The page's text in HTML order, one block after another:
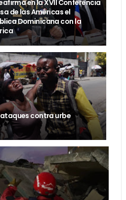
en la XVII Conferencia
de las Américas el
Dominicana con la
contra urbe